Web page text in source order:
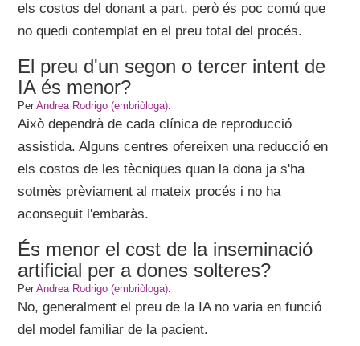
els costos del donant a part, però és poc comú que
no quedi contemplat en el preu total del procés.
El preu d'un segon o tercer intent de
IA és menor?
PerAndrea Rodrigo (embriòloga).
Això dependrà de cada clínica de reproducció
assistida. Alguns centres ofereixen una reducció en
els costos de les tècniques quan la dona ja s'ha
sotmès prèviament al mateix procés i no ha
aconseguit l'embaràs.
És menor el cost de la inseminació
artificial per a dones solteres?
PerAndrea Rodrigo (embriòloga).
No, generalment el preu de la IA no varia en funció
del model familiar de la pacient.